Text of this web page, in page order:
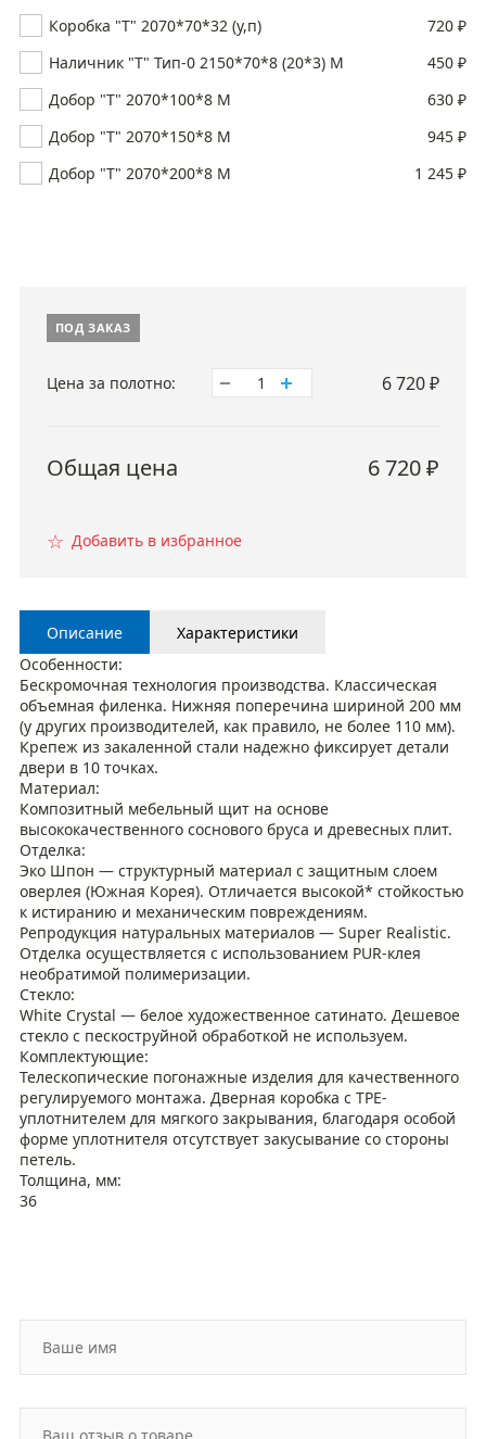
Коробка "Т" 2070*70*32 (у,п)
720 ₽
Наличник "Т" Тип-0 2150*70*8 (20*3) M
450 ₽
Добор "Т" 2070*100*8 М
630 ₽
Добор "Т" 2070*150*8 М
945 ₽
Добор "Т" 2070*200*8 М
1 245 ₽
ПОД ЗАКАЗ
Цена за полотно: 1 6 720₽
Общая цена 6 720₽
☆ Добавить в избранное
Описание
Характеристики
Особенности:
Бескромочная технология производства. Классическая
объемная филенка. Нижняя поперечина шириной 200 мм
(у других производителей, как правило, не более 110 мм).
Крепеж из закаленной стали надежно фиксирует детали
двери в 10 точках.
Материал:
Композитный мебельный щит на основе
высококачественного соснового бруса и древесных плит.
Отделка:
Эко Шпон — структурный материал с защитным слоем
оверлея (Южная Корея). Отличается высокой* стойкостью
к истиранию и механическим повреждениям.
Репродукция натуральных материалов — Super Realistic.
Отделка осуществляется с использованием PUR-клея
необратимой полимеризации.
Стекло:
White Сrystal — белое художественное сатинато. Дешевое
стекло с пескоструйной обработкой не используем.
Комплектующие:
Телескопические погонажные изделия для качественного
регулируемого монтажа. Дверная коробка с TPE-
уплотнителем для мягкого закрывания, благодаря особой
форме уплотнителя отсутствует закусывание со стороны
петель.
Толщина, мм:
36